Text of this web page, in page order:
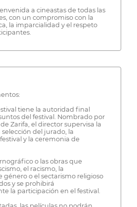
a cineastas de todas las
con un compromiso con la
la imparcialidad y el respeto
tiene la autoridad final
del festival. Nombrado por
Zarifa, el director supervisa la
del jurado, la
y la ceremonia de
o las obras que
el racismo, la
género o el sectarismo religioso
y se prohibirá
la participación en el festival.